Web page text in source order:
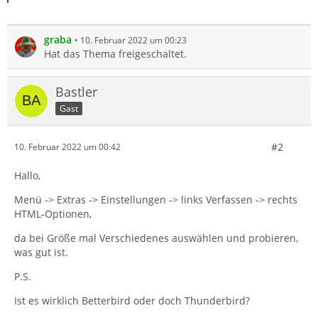
graba 10. Februar 2022 um 00:23
Hat das Thema freigeschaltet.
Bastler
Gast
10. Februar 2022 um 00:42 #2
Hallo,
Menü -> Extras -> Einstellungen -> links Verfassen -> rechts
HTML-Optionen,
da bei Größe mal Verschiedenes auswählen und probieren,
was gut ist.
P.S.
Ist es wirklich Betterbird oder doch Thunderbird?